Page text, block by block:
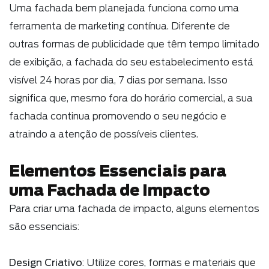
Uma fachada bem planejada funciona como uma
ferramenta de marketing contínua. Diferente de
outras formas de publicidade que têm tempo limitado
de exibição, a fachada do seu estabelecimento está
visível 24 horas por dia, 7 dias por semana. Isso
significa que, mesmo fora do horário comercial, a sua
fachada continua promovendo o seu negócio e
atraindo a atenção de possíveis clientes.
Elementos Essenciais para
uma Fachada de Impacto
Para criar uma fachada de impacto, alguns elementos
são essenciais:
Design Criativo: Utilize cores, formas e materiais que